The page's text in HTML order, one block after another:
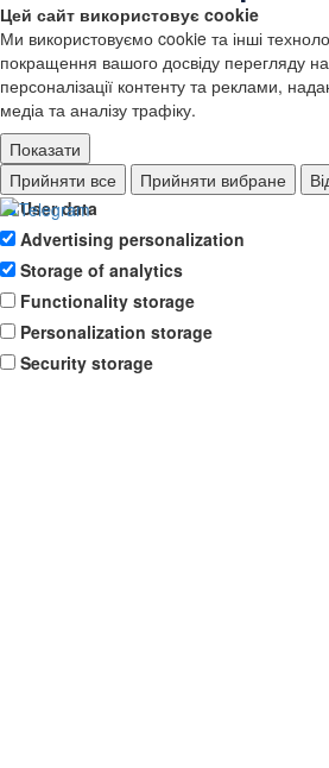
Цей сайт використовує cookie
Ми використовуємо cookie та інші
покращення вашого досвіду перегляду
персоналізації контенту та реклами,
медіа та аналізу трафіку.
Показати
Ad storage
User data
Advertising personalization
Storage of analytics
Functionality storage
Personalization storage
Security storage
Прийняти все Прийняти вибране